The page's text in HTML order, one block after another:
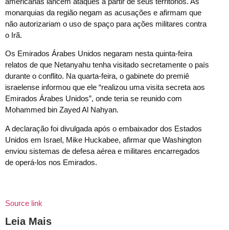
monarquias da região negam as acusações e afirmam que
não autorizariam o uso de spaço para ações militares contra
o Irã.
Os Emirados Árabes Unidos negaram nesta quinta-feira
relatos de que Netanyahu tenha visitado secretamente o país
durante o conflito. Na quarta-feira, o gabinete do premiê
israelense informou que ele “realizou uma visita secreta aos
Emirados Árabes Unidos”, onde teria se reunido com
Mohammed bin Zayed Al Nahyan.
A declaração foi divulgada após o embaixador dos Estados
Unidos em Israel, Mike Huckabee, afirmar que Washington
enviou sistemas de defesa aérea e militares encarregados
de operá-los nos Emirados.
Source link
Leia Mais